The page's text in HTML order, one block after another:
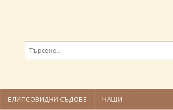
ЕЛИПСОВИДНИ СЪДОВЕ ЧАШИ